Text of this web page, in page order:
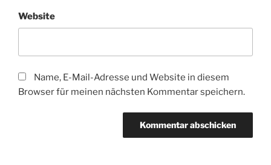
Website
Name, E-Mail-Adresse und Website in diesem
Browser für meinen nächsten Kommentar speichern.